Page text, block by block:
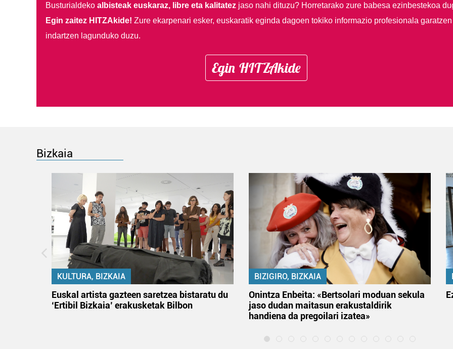
Busturialdeko albisteak euskaraz, libre eta kalitatezjaso nahi dituzu? Horretarako zure babesa ezinbestekoa
Egin zaitez HITZAkide! Zure ekarpenari esker, euskaratik eginda dagoen tokiko informazio profesionala garatzen
indartzen lagunduko duzu.
Egin HITZAkide
Bizkaia
KULTURA, BIZKAIA
Euskal artista gazteen saretzea bistaratu du
‘Ertibil Bizkaia’ erakusketak Bilbon
BIZIGIRO, BIZKAIA
Onintza Enbeita: «Bertsolari moduan sekula
jaso dudan maitasun erakustaldirik
handiena da pregoilari izatea»